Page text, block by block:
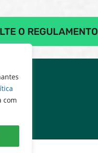
com
O REGULAMENTO